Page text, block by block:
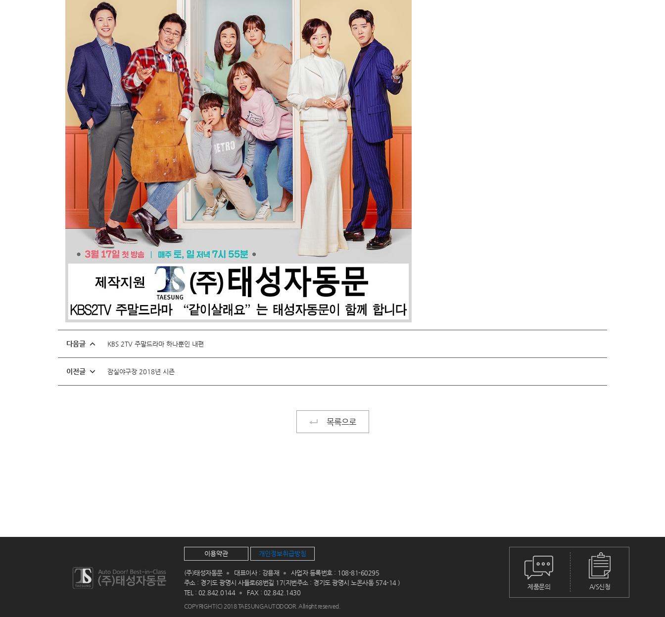
다음글 KBS 2TV 주말드라마 하나뿐인 내편
이전글 잠실야구장 2018년 시즌
목록으로
제품문의 A/S신청
이용약관 개인정보취급방침
(주)태성자동문 대표이사 : 강용재
사업자 등록번호 : 108-81-60295
주소 : 경기도 광명시 사들로68번길 17(지번주소 : 경기도 광명시 노온사동 574-14 )
TEL : 02.842.0144
FAX : 02.842.1430
COPYRIGHT(C) 2018TAESUNGAUTODOOR. Allright reserved.